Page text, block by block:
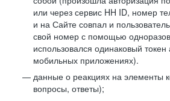
или через сервис HH ID, номер
и на Сайте совпал и
свой номер с помощью
использовался одинаковый токен
мобильных приложениях).
данные о реакциях на элементы
вопросы, ответы);